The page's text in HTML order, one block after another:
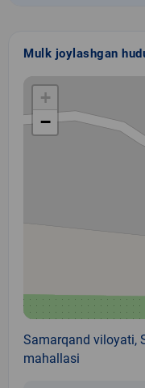
Mulk joylashgan
+
−
Samarqand viloyati,
mahallasi